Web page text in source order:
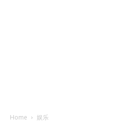
Home 娱乐